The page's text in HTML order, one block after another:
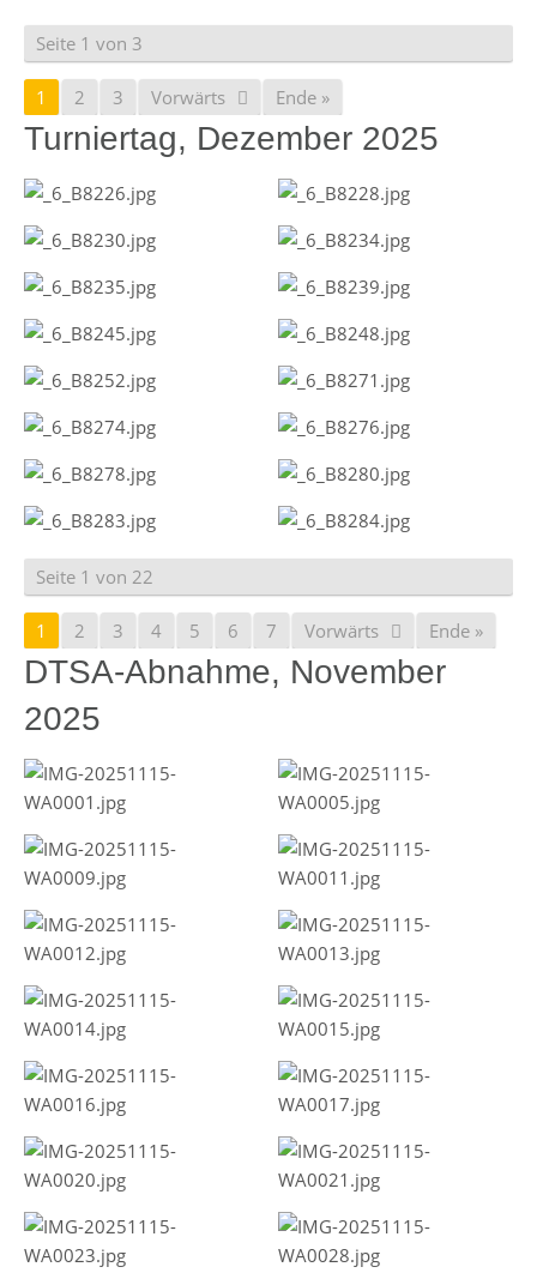
Seite 1 von 3
1 2 3 Vorwärts Ende »
Turniertag, Dezember 2025
Seite 1 von 22
1 2 3 4 5 6 7 Vorwärts Ende »
DTSA-Abnahme, November
2025